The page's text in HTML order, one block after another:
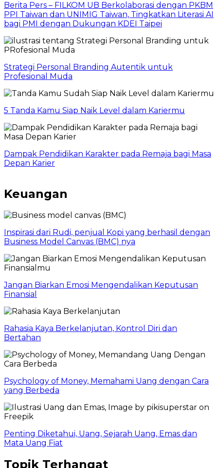
Berita Pers – FILKOM UB Berkolaborasi dengan PKBM
PPI Taiwan dan UNIMIG Taiwan, Tingkatkan Literasi AI
bagi PMI dengan Dukungan KDEI Taipei
Strategi Personal Branding Autentik untuk
Profesional Muda
5 Tanda Kamu Siap Naik Level dalam Kariermu
Dampak Pendidikan Karakter pada Remaja bagi Masa
Depan Karier
Keuangan
Inspirasi dari Rudi, penjual Kopi yang berhasil dengan
Business Model Canvas (BMC) nya
Jangan Biarkan Emosi Mengendalikan Keputusan
Finansial
Rahasia Kaya Berkelanjutan, Kontrol Diri dan
Bertahan
Psychology of Money, Memahami Uang dengan Cara
yang Berbeda
Penting Diketahui, Uang, Sejarah Uang, Emas dan
Mata Uang Fiat
Topik Terhangat